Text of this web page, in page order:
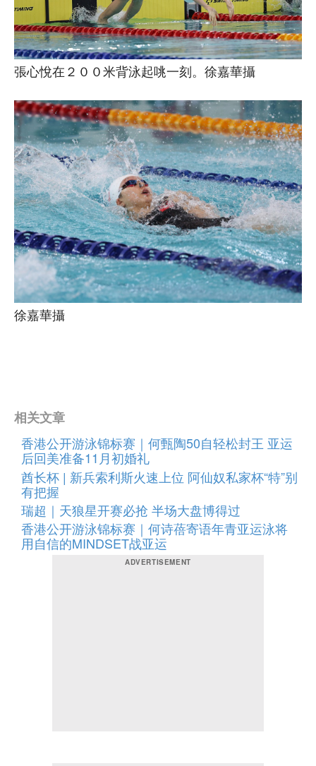
張心悅在２００米背泳起咷一刻。徐嘉華攝
徐嘉華攝
相关文章
香港公开游泳锦标赛｜何甄陶50自轻松封王 亚运
后回美准备11月初婚礼
酋长杯 | 新兵索利斯火速上位 阿仙奴私家杯“特”别
有把握
瑞超｜天狼星开赛必抢 半场大盘博得过
香港公开游泳锦标赛｜何诗蓓寄语年青亚运泳将
用自信的MINDSET战亚运